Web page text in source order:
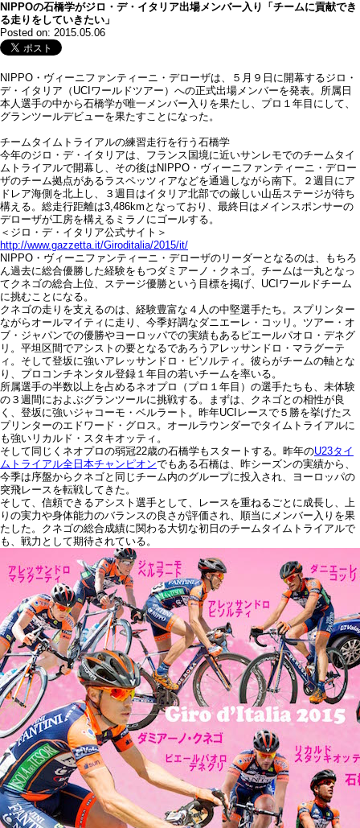
NIPPOの石橋学がジロ・デ・イタリア出場メンバー入り「チームに貢献でき
る走りをしていきたい」
Posted on: 2015.05.06
NIPPO・ヴィーニファンティーニ・デローザは、５月９日に開幕するジロ・
デ・イタリア（UCIワールドツアー）への正式出場メンバーを発表。所属日
本人選手の中から石橋学が唯一メンバー入りを果たし、プロ１年目にして、
グランツールデビューを果たすことになった。
チームタイムトライアルの練習走行を行う石橋学
今年のジロ・デ・イタリアは、フランス国境に近いサンレモでのチームタイ
ムトライアルで開幕し、その後はNIPPO・ヴィーニファンティーニ・デロー
ザのチーム拠点があるラスペッツィアなどを通過しながら南下。２週目にア
ドレア海側を北上し、３週目はイタリア北部での厳しい山岳ステージが待ち
構える。総走行距離は3,486kmとなっており、最終日はメインスポンサーの
デローザが工房を構えるミラノにゴールする。
＜ジロ・デ・イタリア公式サイト＞
http://www.gazzetta.it/Giroditalia/2015/it/
NIPPO・ヴィーニファンティーニ・デローザのリーダーとなるのは、もちろ
ん過去に総合優勝した経験をもつダミアーノ・クネゴ。チームは一丸となっ
てクネゴの総合上位、ステージ優勝という目標を掲げ、UCIワールドチーム
に挑むことになる。
クネゴの走りを支えるのは、経験豊富な４人の中堅選手たち。スプリンター
ながらオールマイティに走り、今季好調なダニエーレ・コッリ。ツアー・オ
ブ・ジャパンでの優勝やヨーロッパでの実績もあるピエールパオロ・デネグ
リ。平坦区間でアシストの要となるであろうアレッサンドロ・マラグーテ
ィ。そして登坂に強いアレッサンドロ・ビソルティ。彼らがチームの軸とな
り、プロコンチネンタル登録１年目の若いチームを率いる。
所属選手の半数以上を占めるネオプロ（プロ１年目）の選手たちも、未体験
の３週間におよぶグランツールに挑戦する。まずは、クネゴとの相性が良
く、登坂に強いジャコーモ・ベルラート。昨年UCIレースで５勝を挙げたス
プリンターのエドワード・グロス。オールラウンダーでタイムトライアルに
も強いリカルド・スタキオッティ。
そして同じくネオプロの弱冠22歳の石橋学もスタートする。昨年のU23タイ
ムトライアル全日本チャンピオンでもある石橋は、昨シーズンの実績から、
今季は序盤からクネゴと同じチーム内のグループに投入され、ヨーロッパの
突飛レースを転戦してきた。
そして、信頼できるアシスト選手として、レースを重ねるごとに成長し、上
りの実力や身体能力のバランスの良さが評価され、順当にメンバー入りを果
たした。クネゴの総合成績に関わる大切な初日のチームタイムトライアルで
も、戦力として期待されている。